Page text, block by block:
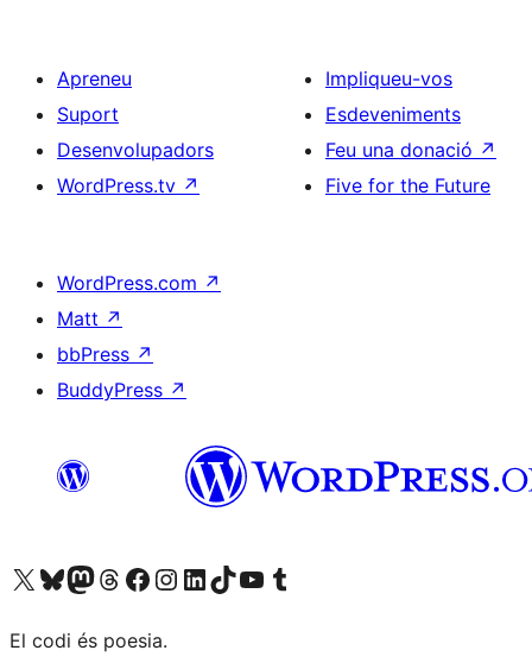
Apreneu
Suport
Desenvolupadors
WordPress.tv ↗
Impliqueu-vos
Esdeveniments
Feu una donació ↗
Five for the Future
WordPress.com ↗
Matt ↗
bbPress ↗
BuddyPress ↗
Visiteu el nostre compte X (abans Twitter)
Visiteu el nostre compte de Bluesky
Visiteu el nostre compte al Mastodon
Visiteu el nostre compte de Threads
Visiteu la nostra pàgina al Facebook
Visiteu el nostre compte d'Instagram
Visiteu el nostre compte de LinkedIn
Visiteu el nostre compte de TikTok
Visiteu el nostre canal al YouTube
Visiteu el nostre compte de Tumblr
El codi és poesia.